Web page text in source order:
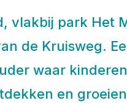
vlakbij park Het
de Kruisweg.
waar
en